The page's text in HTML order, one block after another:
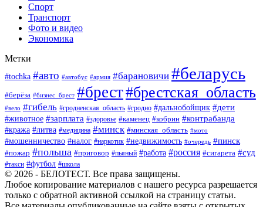
Спорт
Транспорт
Фото и видео
Экономика
Метки
#tochka #авто #автобус #армия #барановичи #беларусь
#берёза #бизнес_брест #брест#брестская_область
#вело #гибель #гродненская_область #гродно #дальнобойщик #дети
#животное #зарплата #здоровье #каменец #кобрин #контрабанда
#кража #литва #медицина #минск #минская_область #мото
#мошенничество #налог #наркотик #недвижимость #очередь #пинск
#пожар #польша #приговор #пьяный #работа #россия #сигарета #суд
#такси #футбол #школа
© 2026 - БЕЛОТЕСТ. Все права защищены.
Любое копирование материалов с нашего ресурса разрешается
только с обратной активной ссылкой на страницу статьи.